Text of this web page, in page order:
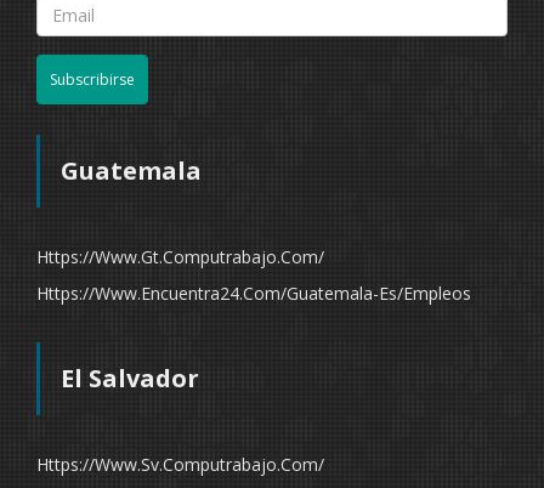
Subscribirse
Guatemala
Https://www.gt.computrabajo.com/
Https://www.encuentra24.com/guatemala-Es/empleos
El Salvador
Https://www.sv.computrabajo.com/